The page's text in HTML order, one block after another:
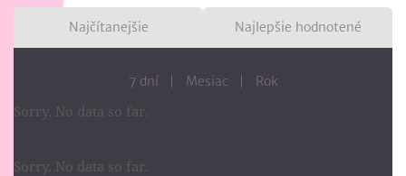
Najčítanejšie Najlepšie hodnotené
7 dní Mesiac Rok
Sorry. No data so far.
Sorry. No data so far.